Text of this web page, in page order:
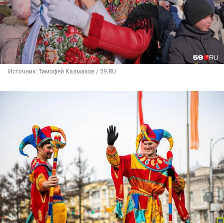
Источник: Тимофей Калмаков / 59.RU